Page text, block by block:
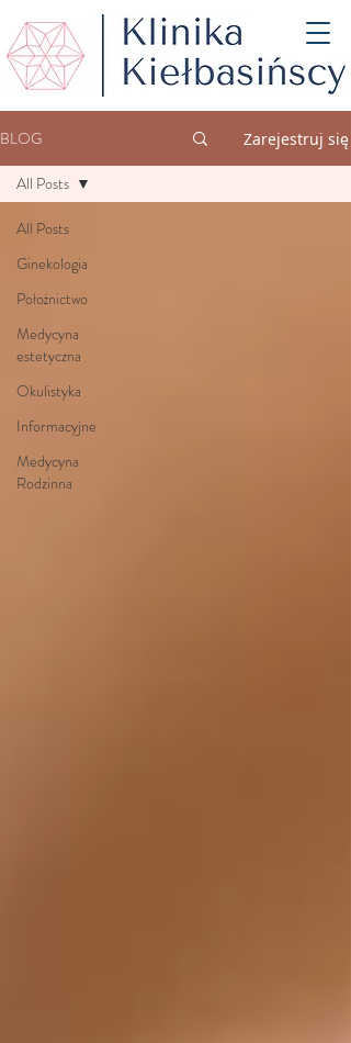
BLOG Zarejestruj się
All Posts
Ginekologia
Położnictwo
Medycyna
estetyczna
Okulistyka
Informacyjne
Medycyna
Rodzinna
All Posts